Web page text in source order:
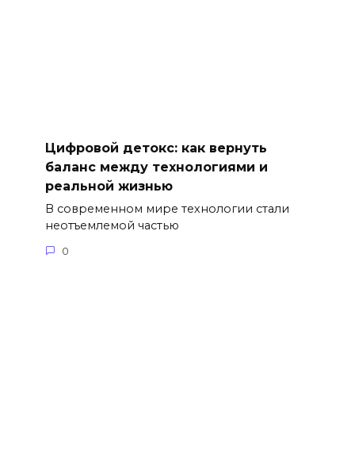
Цифровой детокс: как вернуть
баланс между технологиями и
реальной жизнью
В современном мире технологии стали
неотъемлемой частью
0